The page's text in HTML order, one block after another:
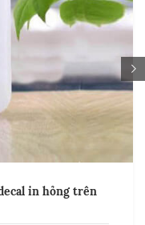
in hỏng trên